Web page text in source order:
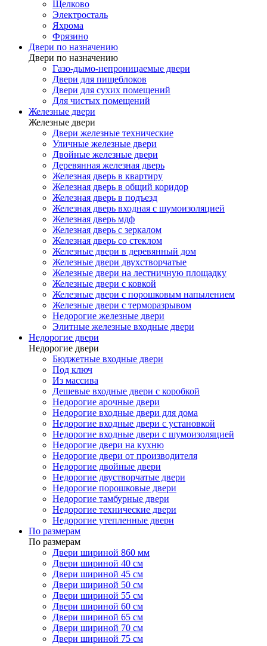
Щелково
Электросталь
Яхрома
Фрязино
Двери по назначению
Двери по назначению
Газо-дымо-непроницаемые двери
Двери для пищеблоков
Двери для сухих помещений
Для чистых помещений
Железные двери
Железные двери
Двери железные технические
Уличные железные двери
Двойные железные двери
Деревянная железная дверь
Железная дверь в квартиру
Железная дверь в общий коридор
Железная дверь в подъезд
Железная дверь входная с шумоизоляцией
Железная дверь мдф
Железная дверь с зеркалом
Железная дверь со стеклом
Железные двери в деревянный дом
Железные двери двухстворчатые
Железные двери на лестничную площадку
Железные двери с ковкой
Железные двери с порошковым напылением
Железные двери с терморазрывом
Недорогие железные двери
Элитные железные входные двери
Недорогие двери
Недорогие двери
Бюджетные входные двери
Под ключ
Из массива
Дешевые входные двери с коробкой
Недорогие арочные двери
Недорогие входные двери для дома
Недорогие входные двери с установкой
Недорогие входные двери с шумоизоляцией
Недорогие двери на кухню
Недорогие двери от производителя
Недорогие двойные двери
Недорогие двустворчатые двери
Недорогие порошковые двери
Недорогие тамбурные двери
Недорогие технические двери
Недорогие утепленные двери
По размерам
По размерам
Двери шириной 860 мм
Двери шириной 40 см
Двери шириной 45 см
Двери шириной 50 см
Двери шириной 55 см
Двери шириной 60 см
Двери шириной 65 см
Двери шириной 70 см
Двери шириной 75 см